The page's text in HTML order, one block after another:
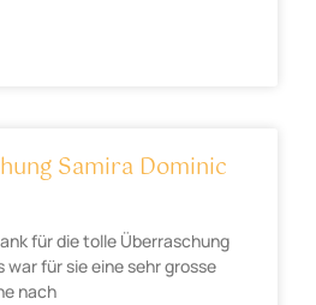
Samira Dominic
für die tolle Überraschung
war für sie eine sehr grosse
nach